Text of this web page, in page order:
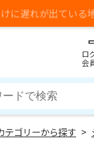
に遅れが出ている
ロ
会
テゴリーから探す >